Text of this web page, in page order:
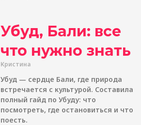
Убуд, Бали: все
что нужно знать
Кристина
Убуд — сердце Бали, где природа
встречается с культурой. Составила
полный гайд по Убуду: что
посмотреть, где остановиться и что
поесть.